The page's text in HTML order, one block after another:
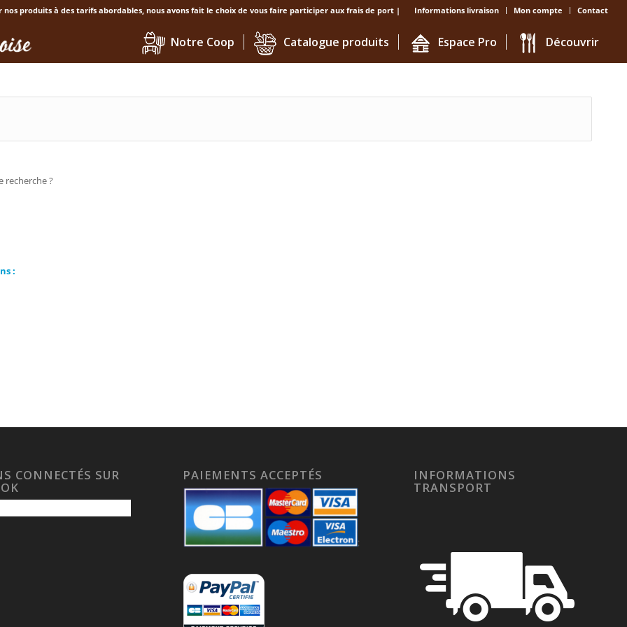
Informations livraison Mon compte Contact
produits à des tarifs abordables, nous avons fait le choix de vous faire participer aux frais de port |
Notre Coop Catalogue produits Espace Pro Découvrir
recherche ?
:
CONNECTÉS SUR PAIEMENTS ACCEPTÉS INFORMATIONS
TRANSPORT